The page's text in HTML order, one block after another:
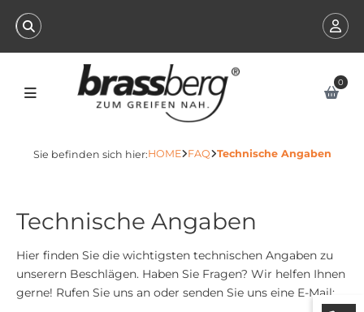
0
Sie befinden sich hier:HOME FAQ Technische Angaben
Technische Angaben
Hier finden Sie die wichtigsten technischen Angaben zu
unserern Beschlägen. Haben Sie Fragen? Wir helfen Ihnen
gerne! Rufen Sie uns an oder senden Sie uns eine E-Mail: